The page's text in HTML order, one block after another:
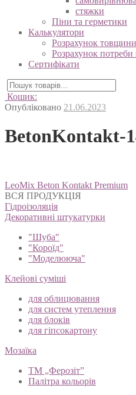
стяжки
Піни та герметики
Калькулятори
Розрахунок
Розрахунок потреби
Сертифікати
Кошик:
Опубліковано 21.06.2023
BetonKontakt-
Навігація
записів
LeoMix Beton Kontakt Premium
ВСЯ ПРОДУКЦІЯ
Гідроізоляція
Декоративні штукатурки
"Шуба"
"Короїд"
"Моделююча"
Клейові суміші
для облицювання
для систем утеплення
для блоків
для гіпсокартону
Мозаїка
ТМ „Ферозіт”
Палітра кольорів